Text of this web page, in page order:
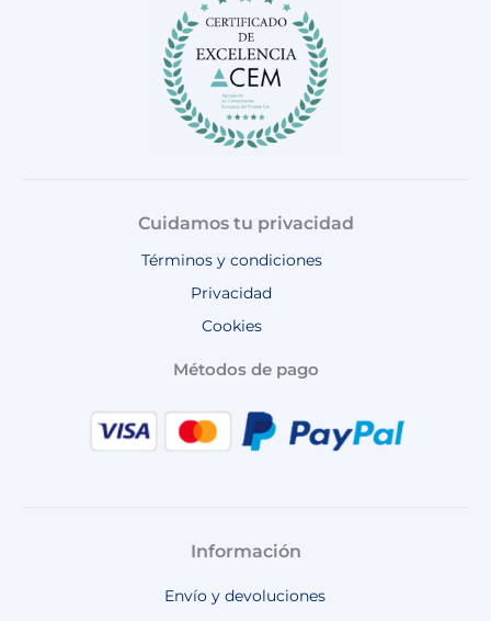
a
m
Cuidamos tu privacidad
Términos y condiciones
Privacidad
Cookies
Métodos de pago
Información
Envío y devoluciones